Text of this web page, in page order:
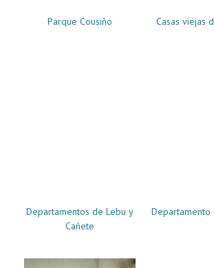
Parque Cousiño Casas viejas
Departamentos de Lebu y
Cañete
Departamento